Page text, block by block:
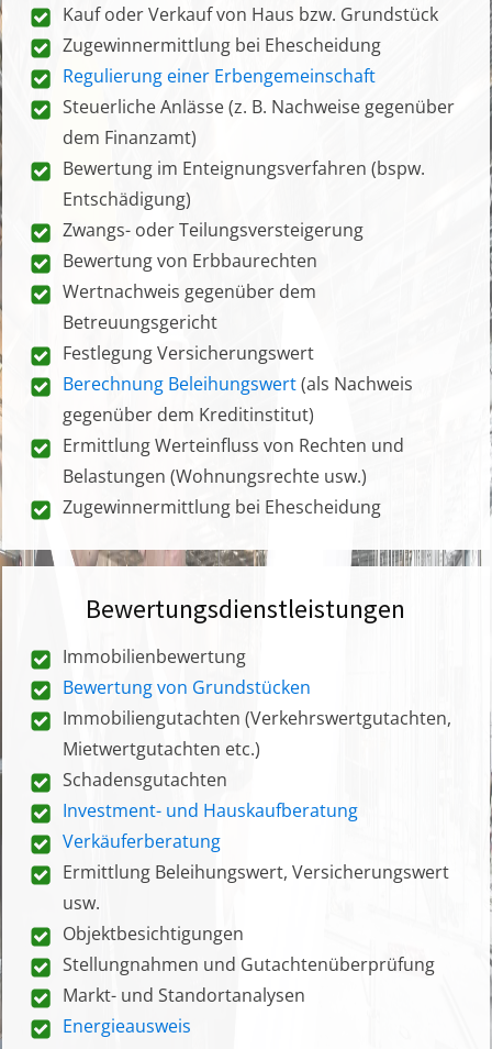
Kauf oder Verkauf von Haus bzw. Grundstück
Zugewinnermittlung bei Ehescheidung
Regulierung einer Erbengemeinschaft
Steuerliche Anlässe (z. B. Nachweise gegenüber
dem Finanzamt)
Bewertung im Enteignungsverfahren (bspw.
Entschädigung)
Zwangs- oder Teilungsversteigerung
Bewertung von Erbbaurechten
Wertnachweis gegenüber dem
Betreuungsgericht
Festlegung Versicherungswert
Berechnung Beleihungswert(als Nachweis
gegenüber dem Kreditinstitut)
Ermittlung Werteinfluss von Rechten und
Belastungen (Wohnungsrechte usw.)
Zugewinnermittlung bei Ehescheidung
Bewertungsdienstleistungen
Immobilienbewertung
Bewertung von Grundstücken
Immobiliengutachten (Verkehrswertgutachten,
Mietwertgutachten etc.)
Schadensgutachten
Investment- und Hauskaufberatung
Verkäuferberatung
Ermittlung Beleihungswert, Versicherungswert
usw.
Objektbesichtigungen
Stellungnahmen und Gutachtenüberprüfung
Markt- und Standortanalysen
Energieausweis